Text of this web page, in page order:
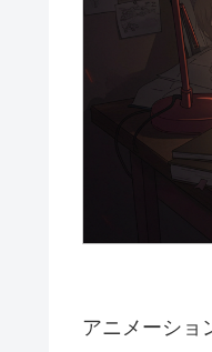
アニメーショ